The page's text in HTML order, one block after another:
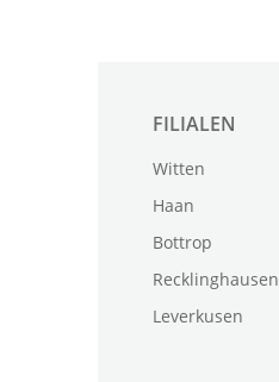
FILIALEN
Witten
Haan
Bottrop
Recklinghausen
Leverkusen